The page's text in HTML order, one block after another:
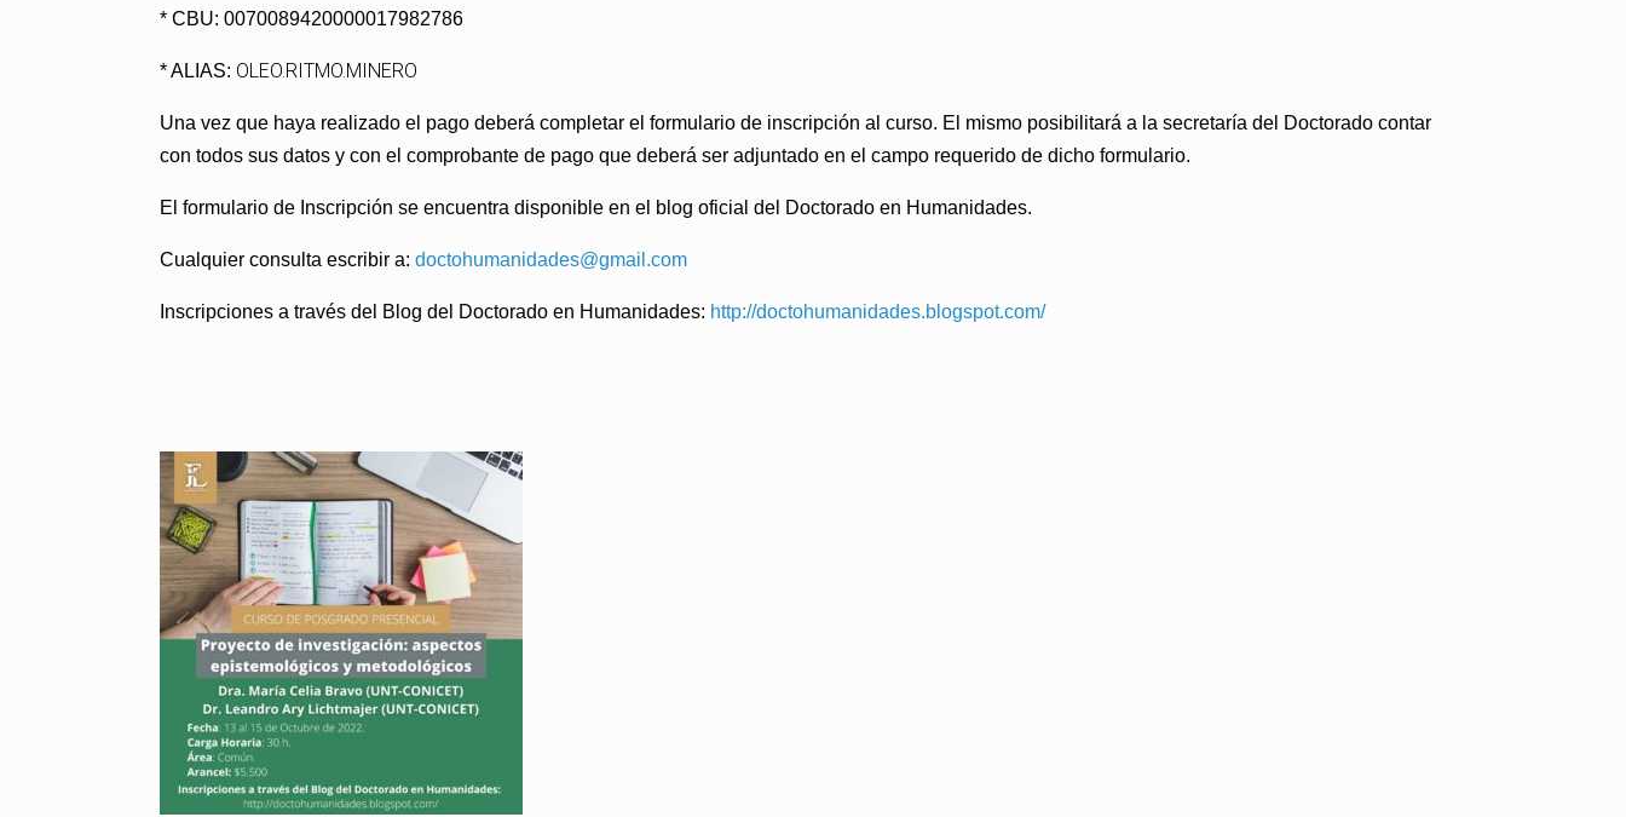
* CBU: 0070089420000017982786
* ALIAS: OLEO.RITMO.MINERO
Una vez que haya realizado el pago deberá completar el formulario de inscripción al curso. El mismo posibilitará a la secretaría del Doctorado contar
con todos sus datos y con el comprobante de pago que deberá ser adjuntado en el campo requerido de dicho formulario.
El formulario de Inscripción se encuentra disponible en el blog oficial del Doctorado en Humanidades.
Cualquier consulta escribir a: doctohumanidades@gmail.com
Inscripciones a través del Blog del Doctorado en Humanidades: http://doctohumanidades.blogspot.com/